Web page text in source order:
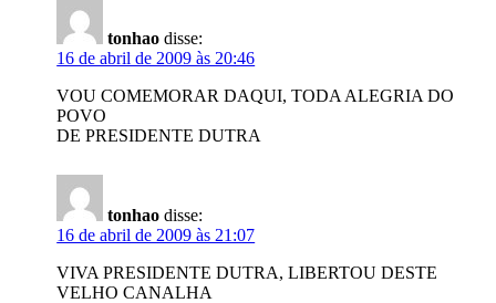
tonhao disse:
16 de abril de 2009 às 20:46
VOU COMEMORAR DAQUI, TODA ALEGRIA DO
POVO
DE PRESIDENTE DUTRA
tonhao disse:
16 de abril de 2009 às 21:07
VIVA PRESIDENTE DUTRA, LIBERTOU DESTE
VELHO CANALHA